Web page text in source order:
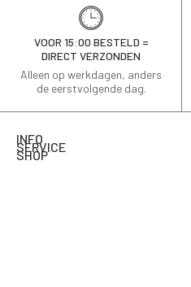
VOOR 15:00 BESTELD =
DIRECT VERZONDEN
Alleen op werkdagen, anders
de eerstvolgende dag.
INFO
SERVICE
SHOP